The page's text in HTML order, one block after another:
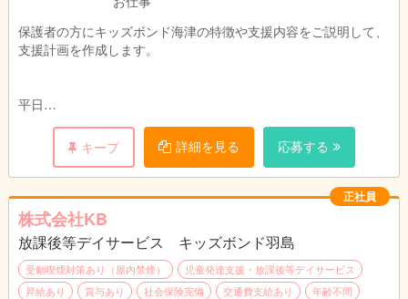
保護者の方にキッズボンド海津の特徴や支援内容をご説明して、
支援計画を作成します。
平日
10：00 出勤後、ミーティング。子どもたちの支援状況を確認
12：00 お昼休み
13：00 各自、デスクワーク及びお迎えの準備。
15：00 学校まで車で子どもたちをお迎え
15：30 子供たちが施設に到着します。子どもたちに合わせた
個別の支援計画にそってカリキュラムを実施します。子どもたち
が安全に楽しく運動や遊びに取り組めるようサポートします。
18：00 帰りの準備。子どもたちを各家庭まで車で送ります。
18：30 施設に戻って後片付け後、終業。
キープ 詳細を見る 応募する
正社員
株式会社KB
放課後等デイサービス キッズボンド羽島
受動喫煙対策あり（屋内禁煙）
児童発達支援・放課後等デイサービス
昇給あり
賞与あり 社会保険完備 交通費支給あり
年齢不問